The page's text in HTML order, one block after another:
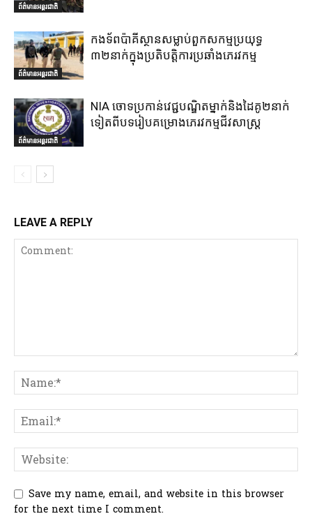
ព័ត៌មានអន្តរជាតិ
ព័ត៌មានអន្តរជាតិ
កងទ័ពប៉ាគីស្ថានសម្លាប់ពួកសកម្មប្រយុទ្ធ
៣២នាក់ក្នុងប្រតិបត្តិការប្រឆាំងភេរវកម្ម
ព័ត៌មានអន្តរជាតិ
NIA ចោទប្រកាន់វេជ្ជបណ្ឌិតម្នាក់និងដៃគូ២នាក់
ទៀតពីបទរៀបគម្រោងភេរវកម្មជីវសាស្ត្រ
LEAVE A REPLY
Save my name, email, and website in this browser
for the next time I comment.